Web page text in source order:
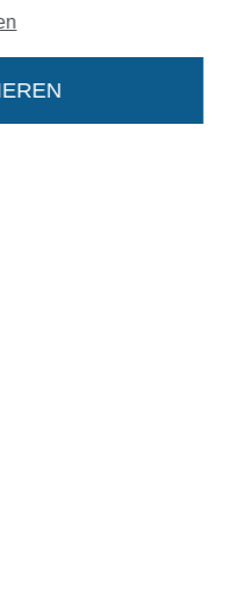
Warenkorb